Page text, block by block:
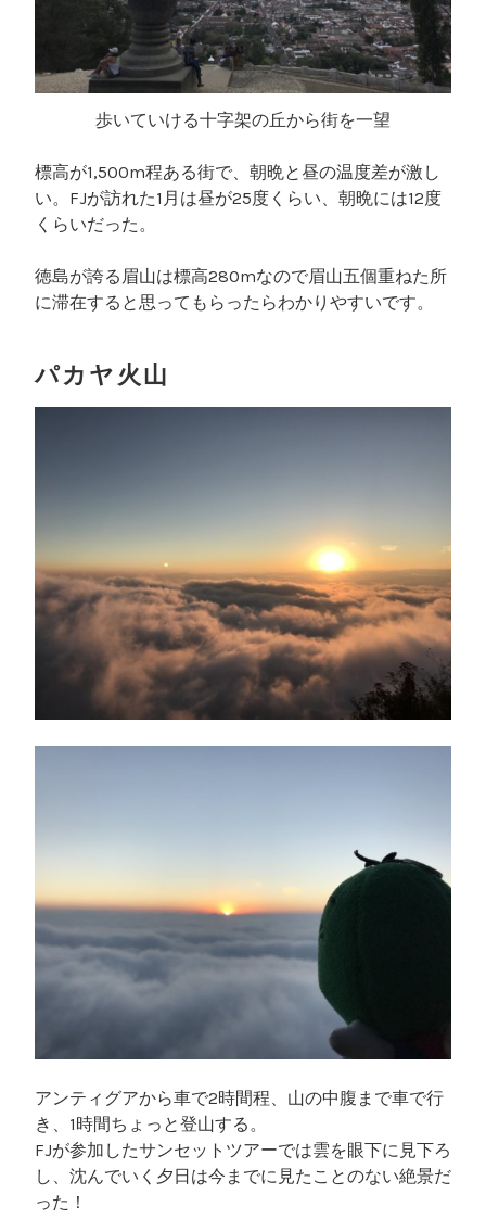
歩いていける十字架の丘から街を一望
標高が1,500m程ある街で、朝晩と昼の温度差が激し
い。FJが訪れた1月は昼が25度くらい、朝晩には12度
くらいだった。
徳島が誇る眉山は標高280mなので眉山五個重ねた所
に滞在すると思ってもらったらわかりやすいです。
パカヤ火山
アンティグアから車で2時間程、山の中腹まで車で行
き、1時間ちょっと登山する。
FJが参加したサンセットツアーでは雲を眼下に見下ろ
し、沈んでいく夕日は今までに見たことのない絶景だ
った！